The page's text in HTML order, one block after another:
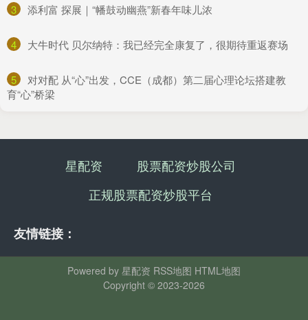
3 ​添利富 探展｜“幡鼓动幽燕”新春年味儿浓
4 ​大牛时代 贝尔纳特：我已经完全康复了，很期待重返赛场
5
​对对配 从“心”出发，CCE（成都）第二届心理论坛搭建教
育“心”桥梁
星配资
股票配资炒股公司
正规股票配资炒股平台
友情链接：
Powered by 星配资 RSS地图 HTML地图
Copyright © 2023-2026